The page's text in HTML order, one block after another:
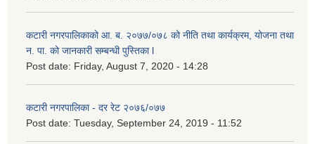
कटारी नगरपालिकाको आ. ब. २०७७/०७८ को नीति तथा कार्यक्रम, योजना तथा
न. पा. को जानकारी सम्बन्धी पुस्तिका l
Post date: Friday, August 7, 2020 - 14:28
कटारी नगरपालिका - दर रेट २०७६/०७७
Post date: Tuesday, September 24, 2019 - 11:52